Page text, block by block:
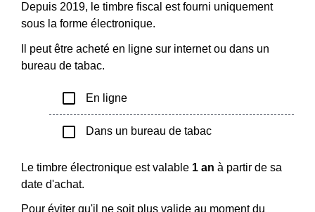
Depuis 2019, le timbre fiscal est fourni uniquement
sous la forme électronique.
Il peut être acheté en ligne sur internet ou dans un
bureau de tabac.
check_box_outline_blank En ligne
check_box_outline_blank Dans un bureau de tabac
Le timbre électronique est valable 1 an à partir de sa
date d'achat.
Pour éviter qu'il ne soit plus valide au moment du